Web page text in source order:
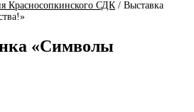
Красносопкинского СДК / Выставка
«Символы